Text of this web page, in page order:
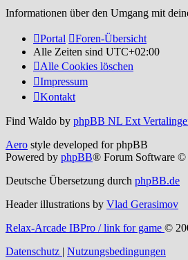
Informationen über den Umgang mit
Portal
Foren-Übersicht
Alle Zeiten sind UTC+02:00
Alle Cookies löschen
Impressum
Kontakt
Find Waldo by phpBB NL Ext
Aero style developed for phpBB
Powered by phpBB® Forum Software
Deutsche Übersetzung durch phpBB.de
Header illustrations by Vlad Gerasimov
Relax-Arcade IBPro / link for game ©
Datenschutz | Nutzungsbedingungen